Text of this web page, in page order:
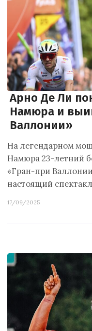
Арно Де Ли
Намюра и
Валлонии»
На легендарном
Намюра 23-летний
«Гран-при
настоящий
17/09/2025